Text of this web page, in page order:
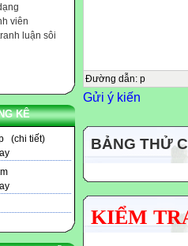
viên
luận sôi
KÊ
(chi tiết)
Đường dẫn: p
Gửi ý kiến
BẢNG THỬ
KIỂM